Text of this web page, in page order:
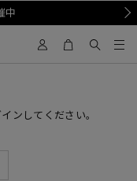
中
ンしてください。